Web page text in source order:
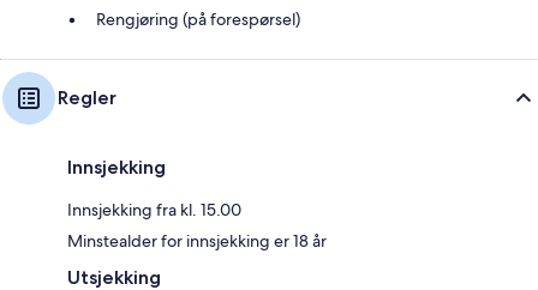
Rengjøring (på forespørsel)
Regler
Innsjekking
Innsjekking fra kl. 15.00
Minstealder for innsjekking er 18 år
Utsjekking